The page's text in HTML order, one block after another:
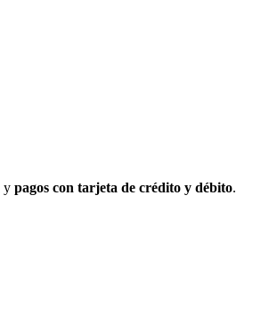
y pagos con tarjeta de crédito y débito.